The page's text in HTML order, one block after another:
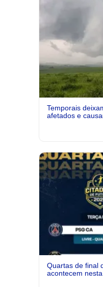
Temporais
afetados e
Quartas de final
acontecem